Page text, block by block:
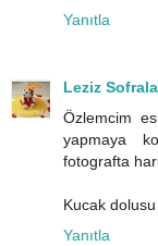
Yanıtla
Leziz
Özlemcim
yapmaya
fotografta
Kucak
Yanıtla